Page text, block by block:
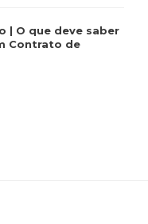
| O que deve saber
Contrato de